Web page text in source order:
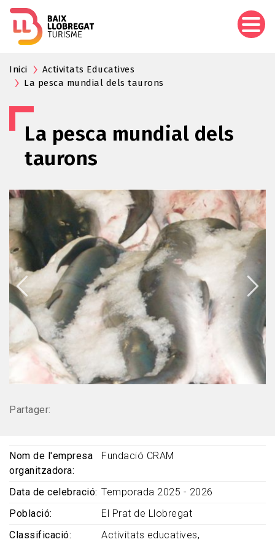
Inici
Activitats Educatives
La pesca mundial dels taurons
La pesca mundial dels
taurons
Partager:
Nom de l'empresa
organitzadora
Fundació CRAM
Data de celebració Temporada 2025 - 2026
Població
El Prat de Llobregat
Classificació
Activitats educatives